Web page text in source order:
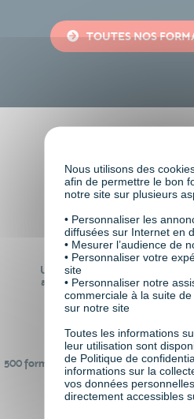
TOUTES NOS
Un réseau de 22 000
anciens participants
500 formations pour se préparer au
monde de demain
Nous utilisons des
afin de permettre le bon
notre site sur plusieurs
• Personnaliser les
diffusées sur Internet en
• Mesurer l’audience de
• Personnaliser votre
site
• Personnaliser notre
commerciale à la suite
sur notre site
Toutes les informations
leur utilisation sont
de Politique de
informations sur la
vos données
directement accessibles